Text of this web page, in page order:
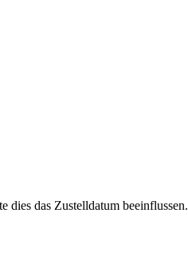
dies das Zustelldatum beeinflussen.